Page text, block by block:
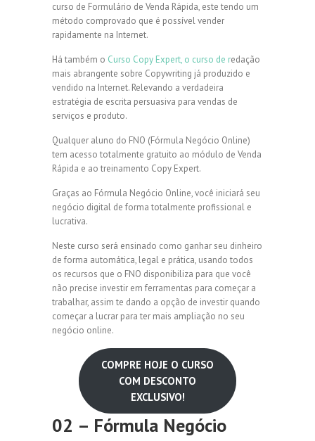
curso de Formulário de Venda Rápida, este tendo um
método comprovado que é possível vender
rapidamente na Internet.
Há também o Curso Copy Expert, o curso de redação
mais abrangente sobre Copywriting já produzido e
vendido na Internet. Relevando a verdadeira
estratégia de escrita persuasiva para vendas de
serviços e produto.
Qualquer aluno do FNO (Fórmula Negócio Online)
tem acesso totalmente gratuito ao módulo de Venda
Rápida e ao treinamento Copy Expert.
Graças ao Fórmula Negócio Online, você iniciará seu
negócio digital de forma totalmente profissional e
lucrativa.
Neste curso será ensinado como ganhar seu dinheiro
de forma automática, legal e prática, usando todos
os recursos que o FNO disponibiliza para que você
não precise investir em ferramentas para começar a
trabalhar, assim te dando a opção de investir quando
começar a lucrar para ter mais ampliação no seu
negócio online.
COMPRE HOJE O CURSO
COM DESCONTO
EXCLUSIVO!
02 – Fórmula Negócio